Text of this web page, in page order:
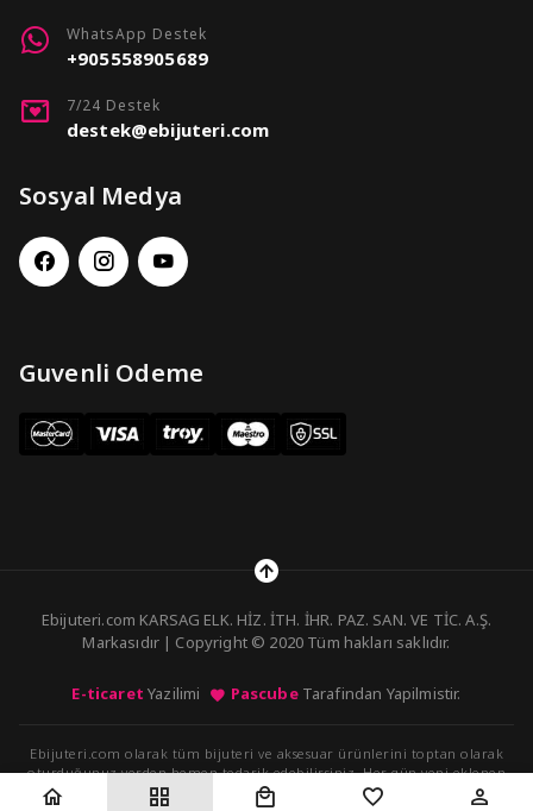
WhatsApp Destek
+905558905689
7/24 Destek
destek@ebijuteri.com
Sosyal Medya
Guvenli Odeme
Ebijuteri.com KARSAG ELK. HİZ. İTH. İHR. PAZ. SAN. VE TİC. A.Ş.
Markasıdır | Copyright © 2020 Tüm hakları saklıdır.
E-ticaret Yazilimi PascubeTarafindan Yapilmistir.
Ebijuteri.com olarak tüm bijuteri ve aksesuar ürünlerini toptan olarak
oturduğunuz yerden hemen tedarik edebilirsiniz. Her gün yeni eklenen
ürünleri kolayca sipariş verebilirsiniz.